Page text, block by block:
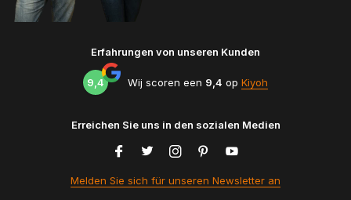
Erfahrungen von unseren Kunden
9,4 Wij scoren een 9,4 op Kiyoh
Erreichen Sie uns in den sozialen Medien
Melden Sie sich für unseren Newsletter an